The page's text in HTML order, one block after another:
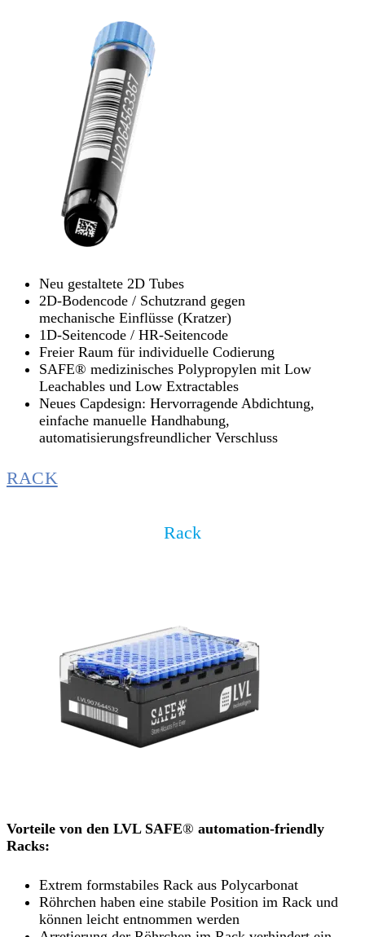
Neu gestaltete 2D Tubes
2D-Bodencode / Schutzrand gegen
mechanische Einflüsse (Kratzer)
1D-Seitencode / HR-Seitencode
Freier Raum für individuelle Codierung
SAFE® medizinisches Polypropylen mit Low
Leachables und Low Extractables
Neues Capdesign: Hervorragende Abdichtung,
einfache manuelle Handhabung,
automatisierungsfreundlicher Verschluss
RACK
Rack
Vorteile von den LVL SAFE® automation-friendly
Racks:
Extrem formstabiles Rack aus Polycarbonat
Röhrchen haben eine stabile Position im Rack und
können leicht entnommen werden